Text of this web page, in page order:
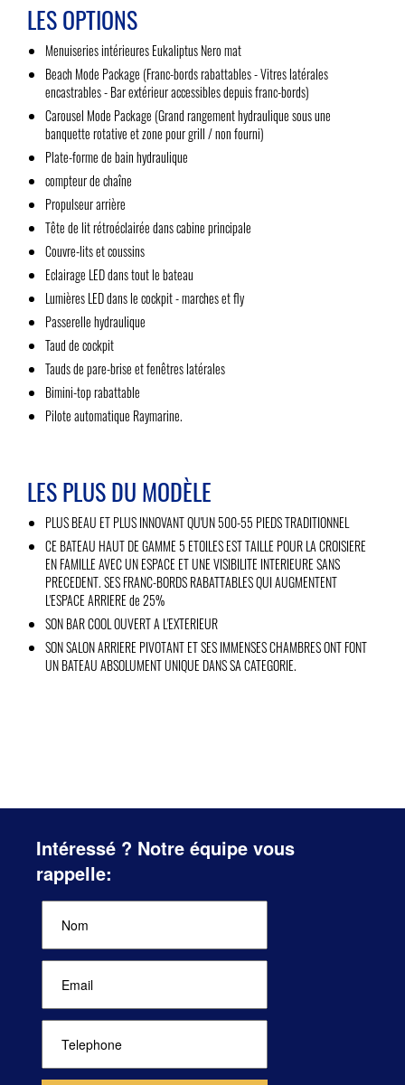
LES OPTIONS
Menuiseries intérieures Eukaliptus Nero mat
Beach Mode Package (Franc-bords rabattables - Vitres latérales
encastrables - Bar extérieur accessibles depuis franc-bords)
Carousel Mode Package (Grand rangement hydraulique sous une
banquette rotative et zone pour grill / non fourni)
Plate-forme de bain hydraulique
compteur de chaîne
Propulseur arrière
Tête de lit rétroéclairée dans cabine principale
Couvre-lits et coussins
Eclairage LED dans tout le bateau
Lumières LED dans le cockpit - marches et fly
Passerelle hydraulique
Taud de cockpit
Tauds de pare-brise et fenêtres latérales
Bimini-top rabattable
Pilote automatique Raymarine.
LES PLUS DU MODÈLE
PLUS BEAU ET PLUS INNOVANT QU'UN 500-55 PIEDS TRADITIONNEL
CE BATEAU HAUT DE GAMME 5 ETOILES EST TAILLE POUR LA CROISIERE
EN FAMILLE AVEC UN ESPACE ET UNE VISIBILITE INTERIEURE SANS
PRECEDENT. SES FRANC-BORDS RABATTABLES QUI AUGMENTENT
L'ESPACE ARRIERE de 25%
SON BAR COOL OUVERT A L'EXTERIEUR
SON SALON ARRIERE PIVOTANT ET SES IMMENSES CHAMBRES ONT FONT
UN BATEAU ABSOLUMENT UNIQUE DANS SA CATEGORIE.
Intéressé ? Notre équipe vous
rappelle: